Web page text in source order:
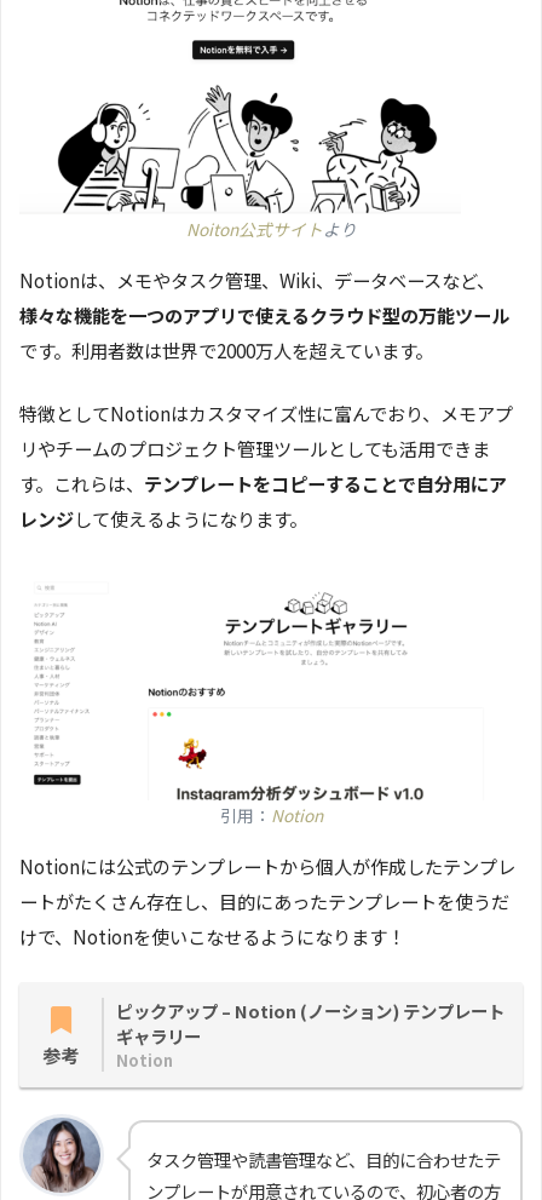
Noiton公式サイトより
Notionは、メモやタスク管理、Wiki、データベースなど、
様々な機能を一つのアプリで使えるクラウド型の万能ツール
です。利用者数は世界で2000万人を超えています。
特徴としてNotionはカスタマイズ性に富んでおり、メモアプ
リやチームのプロジェクト管理ツールとしても活用できま
す。これらは、 テンプレートをコピーすることで自分用にア
レンジして使えるようになります。
引用： Notion
Notionには公式のテンプレートから個人が作成したテンプレ
ートがたくさん存在し、目的にあったテンプレートを使うだ
けで、Notionを使いこなせるようになります！
参考
ピックアップ – Notion (ノーション) テンプレート
ギャラリー
Notion
タスク管理や読書管理など、目的に合わせたテ
ンプレートが用意されているので、初心者の方